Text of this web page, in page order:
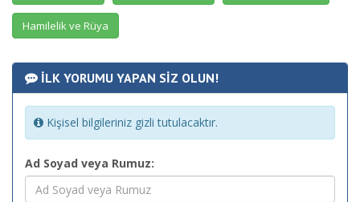
Hamilelik ve Rüya
İLK YORUMU YAPAN SİZ OLUN!
Kişisel bilgileriniz gizli tutulacaktır.
Ad Soyad veya Rumuz: